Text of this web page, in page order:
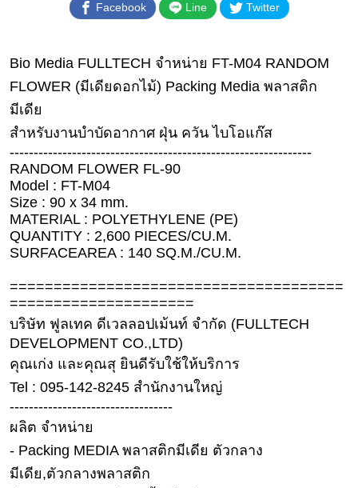
บันเทิง
ดู
หนัง
Music
Station
ละคร
บันเทิง
เกาหลี
ไลฟ์
ไตล์
ดูด
วง
ผู้
ผู้ชาย
สุขภาพ
Facebook
Line Twitter
Bio Media FULLTECH จำหน่าย FT-M04 RANDOM
FLOWER (มีเดียดอกไม้) Packing Media พลาสติก
มีเดีย
สำหรับงานบำบัดอากาศ ฝุ่น ควัน ไบโอแก๊ส
---------------------------------------------------------------
RANDOM FLOWER FL-90
Model : FT-M04
Size : 90 x 34 mm.
MATERIAL : POLYETHYLENE (PE)
QUANTITY : 2,600 PIECES/CU.M.
SURFACEAREA : 140 SQ.M./CU.M.
======================================
=====================
บริษัท ฟูลเทค ดีเวลลอปเม้นท์ จำกัด (FULLTECH
DEVELOPMENT CO.,LTD)
คุณเก่ง และคุณสุ ยินดีรับใช้ให้บริการ
Tel : 095-142-8245 สำนักงานใหญ่
----------------------------------
ผลิต จำหน่าย
- Packing MEDIA พลาสติกมีเดีย ตัวกลาง
มีเดีย,ตัวกลางพลาสติก